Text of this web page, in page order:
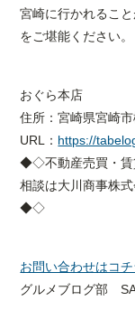
宮崎に行かれるこ
をご堪能ください。
おぐら本店
住所：宮崎県宮崎
URL： https://
◆◇不動産売買・賃
相談は大川商事株
◆◇
お問い合わせはコチ
グルメブログ部